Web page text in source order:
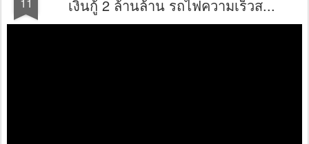
เงินกู้ 2 ล้านล้าน รถไฟความเร็วส...